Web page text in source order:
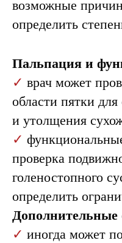
возможные
определить
Пальпация и
✓ врач может
области пятки
и утолщения
✓
проверка
голеностопного
определить
Дополнительные
✓ иногда может